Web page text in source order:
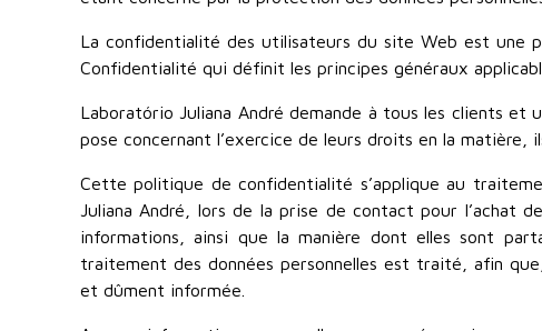
La confidentialité des utilisateurs du site Web est une
Confidentialité qui définit les principes généraux
Laboratório Juliana André demande à tous les clients
pose concernant l’exercice de leurs droits en la matière,
Cette politique de confidentialité s’applique au
Juliana André, lors de la prise de contact pour l’achat
informations, ainsi que la manière dont elles sont
traitement des données personnelles est traité, afin
et dûment informée.